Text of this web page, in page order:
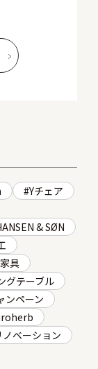
Yチェア
& SØN
具
グテーブル
ンペーン
ノベーション